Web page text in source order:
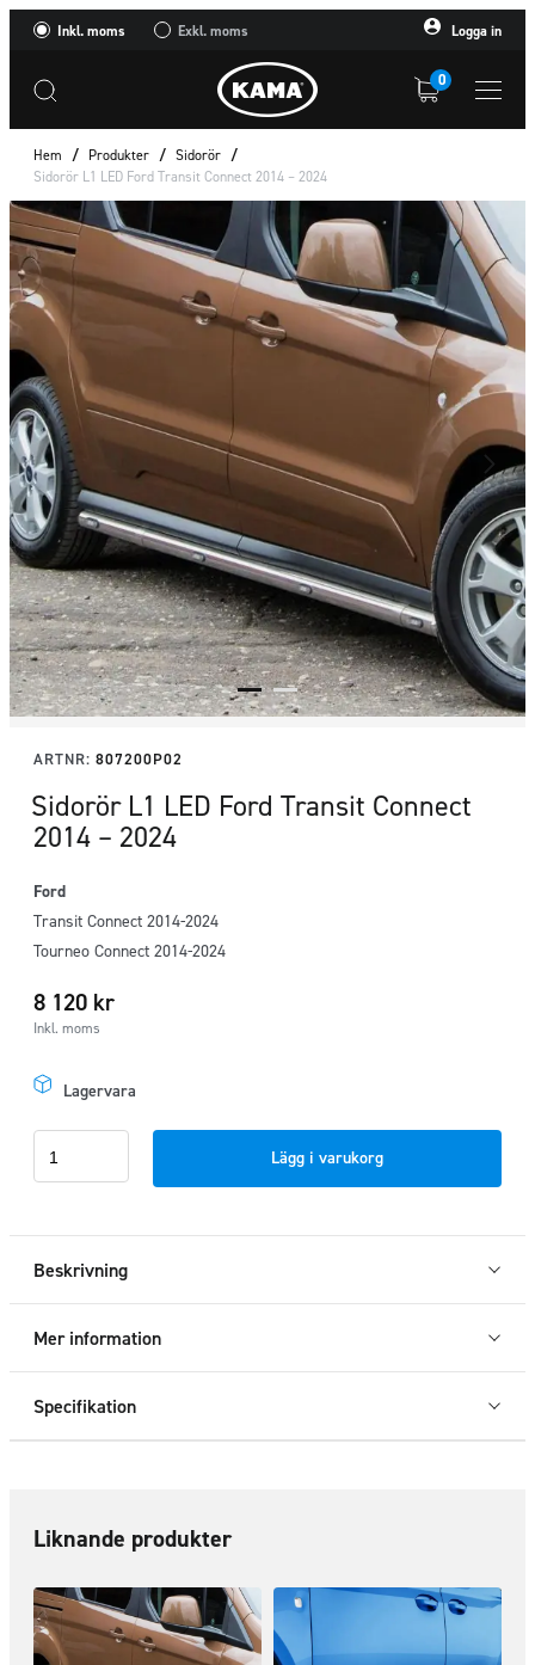
Inkl. moms Exkl. moms Logga in
0
Hem / Produkter / Sidorör /
Sidorör L1 LED Ford Transit Connect 2014 – 2024
ARTNR: 807200P02
Sidorör L1 LED Ford Transit Connect
2014 – 2024
Ford
Transit Connect 2014-2024
Tourneo Connect 2014-2024
8 120 kr
Inkl. moms
Lagervara
Ford
Transit
-
mängd
Lägg i varukorg
Beskrivning
Mer information
Specifikation
Liknande produkter